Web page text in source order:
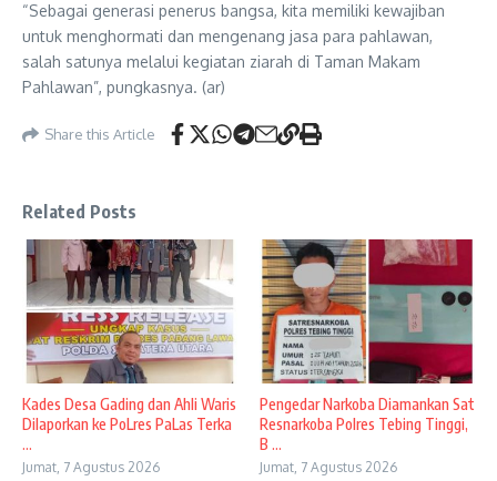
“Sebagai generasi penerus bangsa, kita memiliki kewajiban
untuk menghormati dan mengenang jasa para pahlawan,
salah satunya melalui kegiatan ziarah di Taman Makam
Pahlawan”, pungkasnya. (ar)
Share this Article
Related Posts
Kades Desa Gading dan Ahli Waris
Dilaporkan ke PoLres PaLas Terka
...
Jumat, 7 Agustus 2026
Pengedar Narkoba Diamankan Sat
Resnarkoba Polres Tebing Tinggi,
B ...
Jumat, 7 Agustus 2026